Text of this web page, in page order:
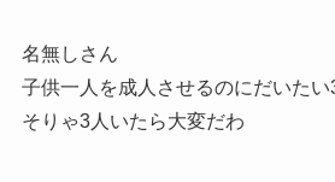
名無しさん
子供一人を成人させるのにだいたい
そりゃ3人いたら大変だわ